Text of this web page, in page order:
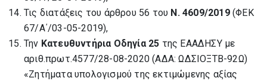
Τις διατάξεις του άρθρου 56 του Ν. 4609/2019(ΦΕΚ
67/Α΄/03-05-2019),
Την Κατευθυντήρια Οδηγία 25 της ΕΑΑΔΗΣΥ με
αριθ.πρωτ.4577/28-08-2020 (ΑΔΑ: ΩΔΣΙΟΞΤΒ-92Ω)
«Ζητήματα υπολογισμού της εκτιμώμενης αξίας